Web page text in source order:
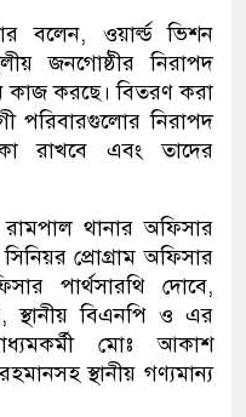
বলেন, ওয়ার্ল্ড ভিশন
জনগোষ্ঠীর নিরাপদ
কাজ করছে। বিতরণ করা
পরিবারগুলোর নিরাপদ
রাখবে এবং তাদের
থানার অফিসার
প্রোগ্রাম অফিসার
পার্থসারথি দোবে,
স্থানীয় বিএনপি ও এর
মোঃ আকাশ
স্থানীয় গণ্যমান্য